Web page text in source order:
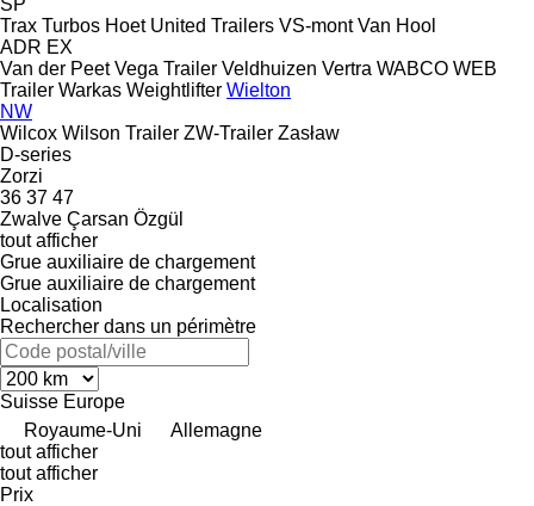
Trax Turbos Hoet United Trailers VS-mont Van Hool
ADR EX
Van der Peet Vega Trailer Veldhuizen Vertra WABCO WEB
Trailer Warkas Weightlifter Wielton
NW
Wilcox Wilson Trailer ZW-Trailer Zasław
D-series
Zorzi
36 37 47
Zwalve Çarsan Özgül
tout afficher
Grue auxiliaire de chargement
Grue auxiliaire de chargement
Localisation
Rechercher dans un périmètre
Suisse Europe
Royaume-Uni
Allemagne
tout afficher
tout afficher
Prix